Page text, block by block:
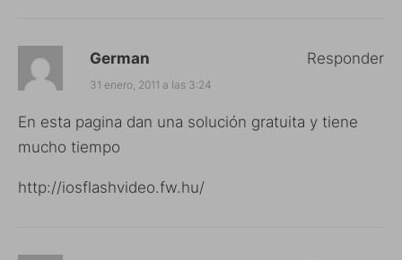
German
31 enero, 2011 a las 3:24
En esta pagina dan una solución gratuita y tiene
mucho tiempo
http://iosflashvideo.fw.hu/
Responder